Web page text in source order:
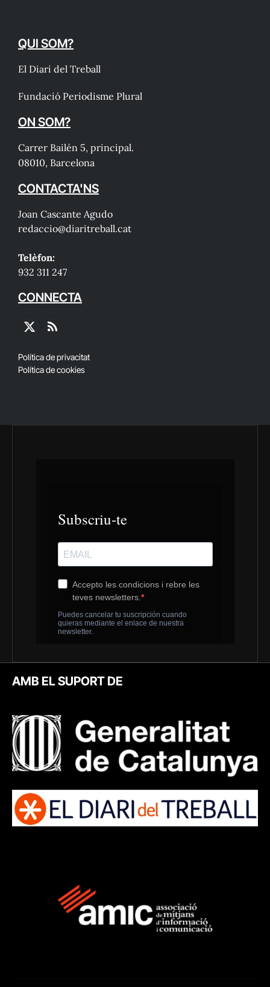
QUI SOM?
El Diari del Treball
Fundació Periodisme Plural
ON SOM?
Carrer Bailén 5, principal.
08010, Barcelona
CONTACTA'NS
Joan Cascante Agudo
redaccio@diaritreball.cat
Telèfon:
932 311 247
CONNECTA
X
RSS
Política de privacitat
Política de cookies
AMB EL SUPORT DE